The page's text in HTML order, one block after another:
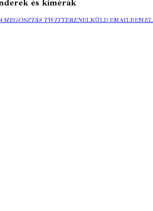
és kimérák
MEGOSZTÁS TWITTERENELKÜLD EMAILBEN